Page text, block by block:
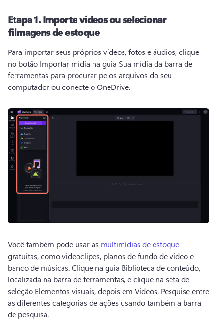
Etapa 1.Importe vídeos ou selecionar
filmagens de estoque
Para importar seus próprios vídeos, fotos e áudios, clique
no botão Importar mídia na guia Sua mídia da barra de
ferramentas para procurar pelos arquivos do seu
computador ou conecte o OneDrive.
Você também pode usar as multimídias de estoque
gratuitas, como videoclipes, planos de fundo de vídeo e
banco de músicas. Clique na guia Biblioteca de conteúdo,
localizada na barra de ferramentas, e clique na seta de
seleção Elementos visuais, depois em Vídeos. Pesquise entre
as diferentes categorias de ações usando também a barra
de pesquisa.